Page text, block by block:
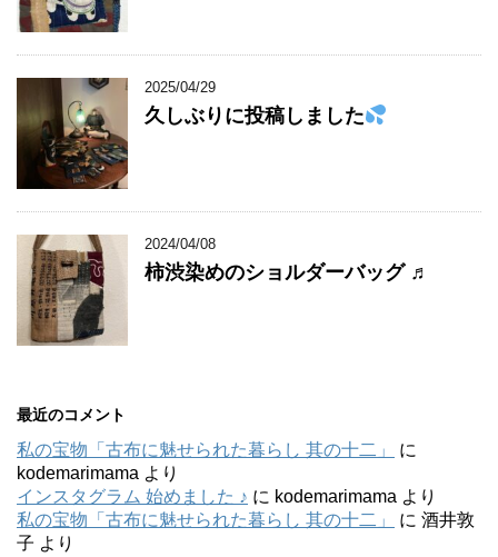
2025/04/29
久しぶりに投稿しました
2024/04/08
柿渋染めのショルダーバッグ ♬
最近のコメント
私の宝物「古布に魅せられた暮らし 其の十二」
に
kodemarimama より
インスタグラム 始めました ♪ に kodemarimama より
私の宝物「古布に魅せられた暮らし 其の十二」
に 酒井敦
子 より